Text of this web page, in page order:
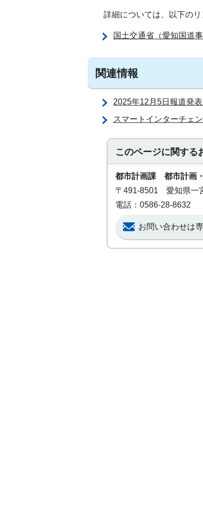
詳細については、以下のリ
国土交通省（愛知国道
関連情報
2025年12月5日報道発
スマートインターチェ
このページに関する
都市計画課 都市計画
〒491-8501 愛知県一
電話：0586-28-8632
お問い合わせは